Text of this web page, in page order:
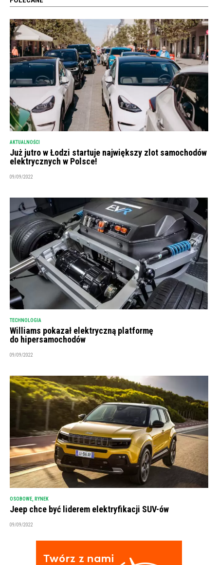
AKTUALNOŚCI
Już jutro w Łodzi startuje największy zlot samochodów
elektrycznych w Polsce!
09/09/2022
TECHNOLOGIA
Williams pokazał elektryczną platformę
do hipersamochodów
09/09/2022
OSOBOWE RYNEK
Jeep chce być liderem elektryfikacji SUV-ów
09/09/2022